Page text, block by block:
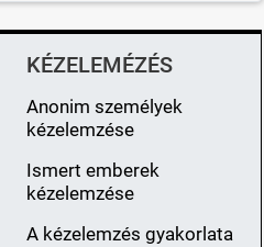
KÉZELEMÉZÉS
Anonim személyek
kézelemzése
Ismert emberek
kézelemzése
A kézelemzés gyakorlata